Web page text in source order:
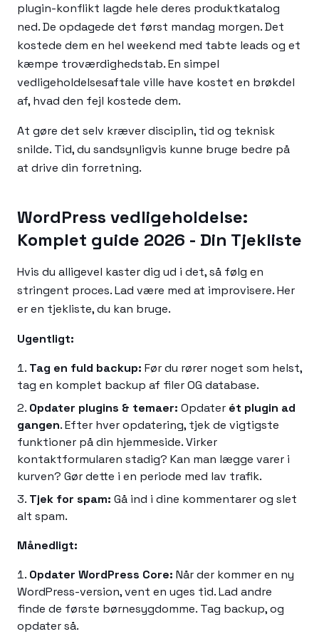
plugin-konflikt lagde hele deres produktkatalog
ned. De opdagede det først mandag morgen. Det
kostede dem en hel weekend med tabte leads og et
kæmpe troværdighedstab. En simpel
vedligeholdelsesaftale ville have kostet en brøkdel
af, hvad den fejl kostede dem.
At gøre det selv kræver disciplin, tid og teknisk
snilde. Tid, du sandsynligvis kunne bruge bedre på
at drive din forretning.
WordPress vedligeholdelse:
Komplet guide 2026 - Din Tjekliste
Hvis du alligevel kaster dig ud i det, så følg en
stringent proces. Lad være med at improvisere. Her
er en tjekliste, du kan bruge.
Ugentligt:
Tag en fuld backup: Før du rører noget som helst,
tag en komplet backup af filer OG database.
Opdater plugins & temaer: Opdater ét plugin ad
gangen. Efter hver opdatering, tjek de vigtigste
funktioner på din hjemmeside. Virker
kontaktformularen stadig? Kan man lægge varer i
kurven? Gør dette i en periode med lav trafik.
Tjek for spam: Gå ind i dine kommentarer og slet
alt spam.
Månedligt:
Opdater WordPress Core: Når der kommer en ny
WordPress-version, vent en uges tid. Lad andre
finde de første børnesygdomme. Tag backup, og
opdater så.